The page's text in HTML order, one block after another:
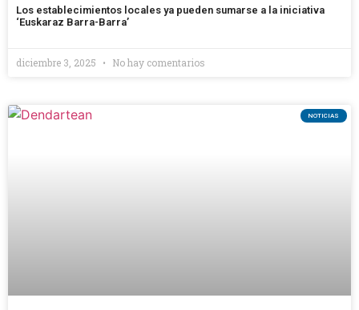
Los establecimientos locales ya pueden sumarse a la iniciativa
‘Euskaraz Barra-Barra’
diciembre 3, 2025 No hay comentarios
NOTICIAS